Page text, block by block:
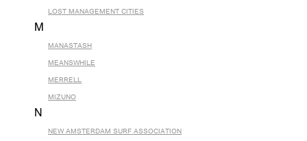
LOST MANAGEMENT CITIES
M
MANASTASH
MEANSWHILE
MERRELL
MIZUNO
N
NEW AMSTERDAM SURF ASSOCIATION